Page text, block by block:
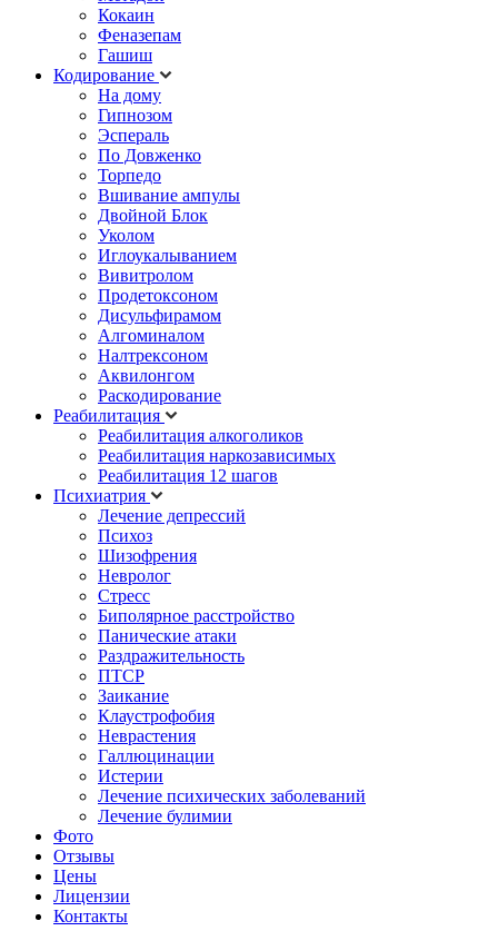
Кокаин
Феназепам
Гашиш
Кодирование
На дому
Гипнозом
Эспераль
По Довженко
Торпедо
Вшивание ампулы
Двойной Блок
Уколом
Иглоукалыванием
Вивитролом
Продетоксоном
Дисульфирамом
Алгоминалом
Налтрексоном
Аквилонгом
Раскодирование
Реабилитация
Реабилитация алкоголиков
Реабилитация наркозависимых
Реабилитация 12 шагов
Психиатрия
Лечение депрессий
Психоз
Шизофрения
Невролог
Стресс
Биполярное расстройство
Панические атаки
Раздражительность
ПТСР
Заикание
Клаустрофобия
Неврастения
Галлюцинации
Истерии
Лечение психических заболеваний
Лечение булимии
Фото
Отзывы
Цены
Лицензии
Контакты